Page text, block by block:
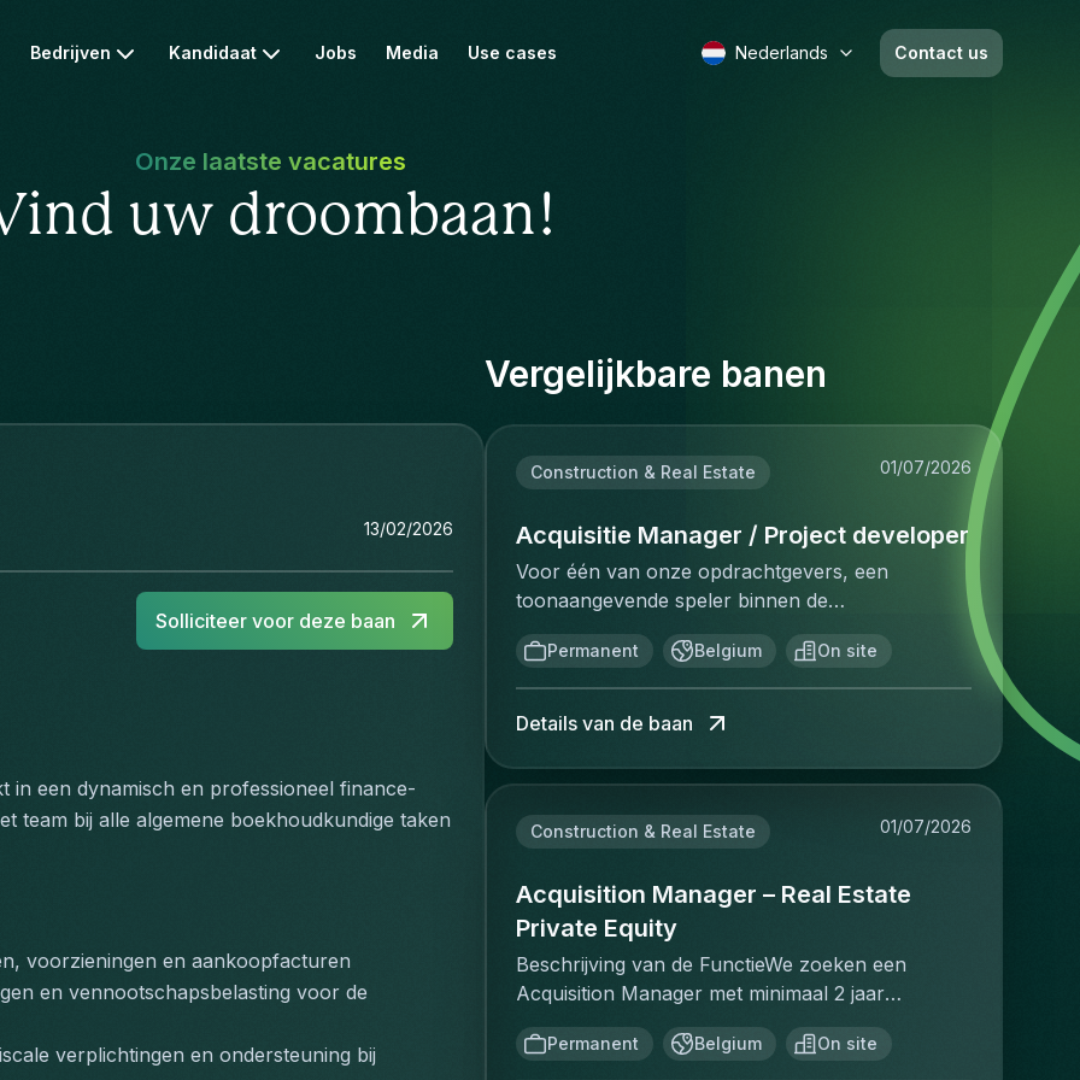
Bedrijven Kandidaat Jobs Media Use cases Nederlands Contact us
Onze laatste vacatures
uw droombaan!
13/02/2026
Solliciteer voor deze baan
in een dynamisch en professioneel finance-
team bij alle algemene boekhoudkundige taken
voorzieningen en aankoopfacturen
en vennootschapsbelasting voor de
verplichtingen en ondersteuning bij
Vergelijkbare banen
Construction & Real Estate 01/07/2026
Acquisitie Manager / Project developer
Voor één van onze opdrachtgevers, een
toonaangevende speler binnen de
vastgoedinvesteringsmarkt, zijn wij op zoek naar
een Investment Manager.In deze rol ben je
verantwoordelijk voor het identificeren,
analyseren en realiseren van nieuwe
volledige acquisitieproces, van prospectie en
de transactie. Daarnaast draag je bij aan de
de groei van de vastgoedportefeuille.Deze functie
is ideaal voor een ondernemende professional
met sterke analytische vaardigheden, een
uitgebreid netwerk binnen de vastgoedsector en
een passie voor investeringen.Jouw
verantwoordelijkheden :Actief opsporen van
nieuwe investeringsopportuniteiten via je
Permanent Belgium On site
Details van de baan
Construction & Real Estate 01/07/2026
Acquisition Manager – Real Estate
Private Equity
Beschrijving van de FunctieWe zoeken een
Acquisition Manager met minimaal 2 jaar
relevante ervaring in real estate private equity en
projectontwikkeling. In deze rol ben je
Permanent Belgium On site